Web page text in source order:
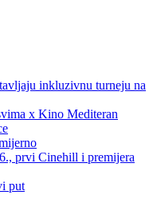
inkluzivnu turneju na
x Kino Mediteran
prvi Cinehill i premijera
put